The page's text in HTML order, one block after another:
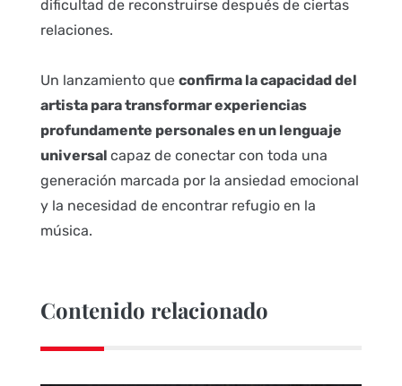
dificultad de reconstruirse después de ciertas
relaciones.
Un lanzamiento que confirma la capacidad del
artista para transformar experiencias
profundamente personales en un lenguaje
universal capaz de conectar con toda una
generación marcada por la ansiedad emocional
y la necesidad de encontrar refugio en la
música.
Contenido relacionado